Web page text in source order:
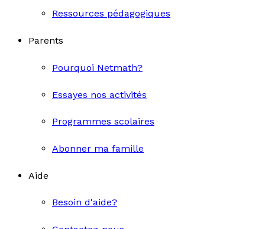
Ressources pédagogiques
Parents
Pourquoi Netmath?
Essayes nos activités
Programmes scolaires
Abonner ma famille
Aide
Besoin d'aide?